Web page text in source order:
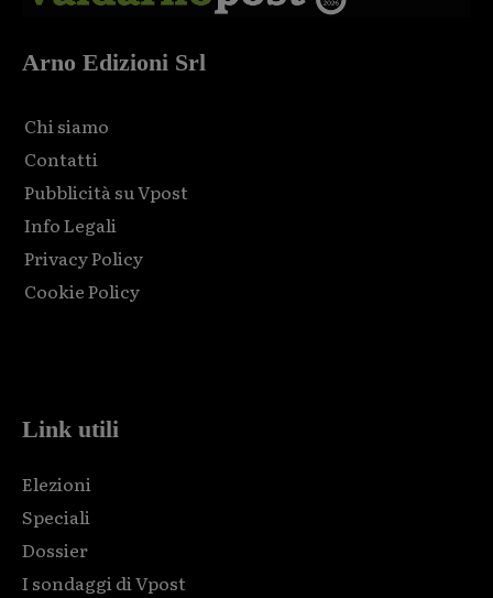
Arno Edizioni Srl
Chi siamo
Contatti
Pubblicità su Vpost
Info Legali
Privacy Policy
Cookie Policy
Link utili
Elezioni
Speciali
Dossier
I sondaggi di Vpost